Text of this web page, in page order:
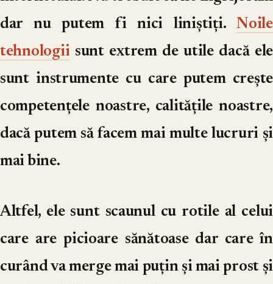
dar nu putem fi nici liniștiți. Noile
tehnologiisunt extrem de utile dacă ele
sunt instrumente cu care putem crește
competențele noastre, calitățile noastre,
dacă putem să facem mai multe lucruri și
mai bine.
Altfel, ele sunt scaunul cu rotile al celui
care are picioare sănătoase dar care în
curând va merge mai puțin și mai prost și